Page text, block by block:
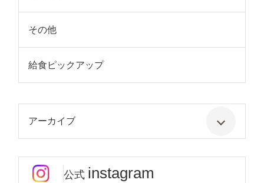
その他
給食ピックアップ
アーカイブ
公式 instagram